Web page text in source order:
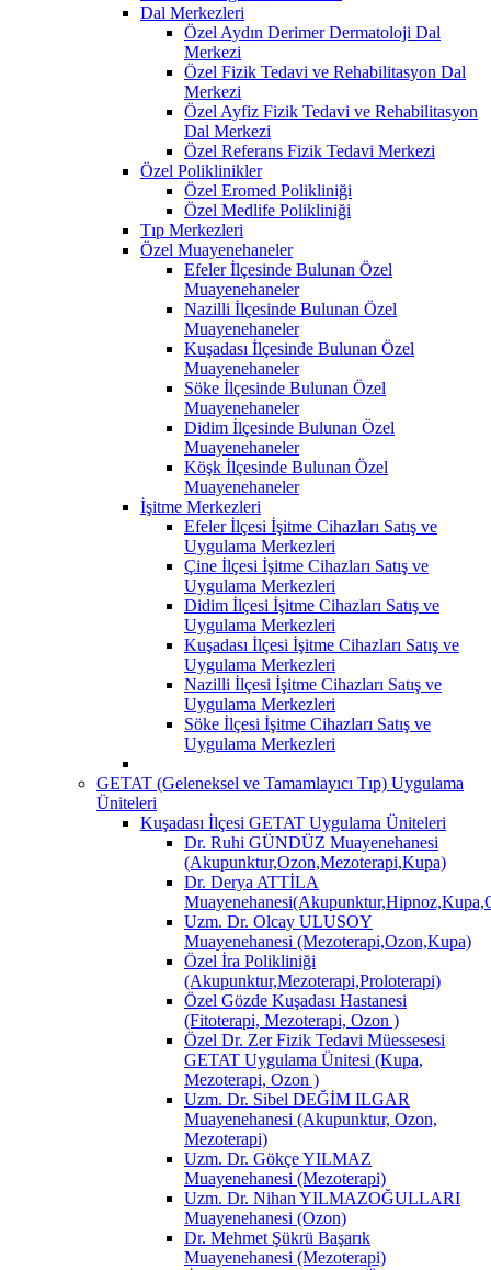
Dal Merkezleri
Özel Aydın Derimer Dermatoloji Dal
Merkezi
Özel Fizik Tedavi ve Rehabilitasyon Dal
Merkezi
Özel Ayfiz Fizik Tedavi ve Rehabilitasyon
Dal Merkezi
Özel Referans Fizik Tedavi Merkezi
Özel Poliklinikler
Özel Eromed Polikliniği
Özel Medlife Polikliniği
Tıp Merkezleri
Özel Muayenehaneler
Efeler İlçesinde Bulunan Özel
Muayenehaneler
Nazilli İlçesinde Bulunan Özel
Muayenehaneler
Kuşadası İlçesinde Bulunan Özel
Muayenehaneler
Söke İlçesinde Bulunan Özel
Muayenehaneler
Didim İlçesinde Bulunan Özel
Muayenehaneler
Köşk İlçesinde Bulunan Özel
Muayenehaneler
İşitme Merkezleri
Efeler İlçesi İşitme Cihazları Satış ve
Uygulama Merkezleri
Çine İlçesi İşitme Cihazları Satış ve
Uygulama Merkezleri
Didim İlçesi İşitme Cihazları Satış ve
Uygulama Merkezleri
Kuşadası İlçesi İşitme Cihazları Satış ve
Uygulama Merkezleri
Nazilli İlçesi İşitme Cihazları Satış ve
Uygulama Merkezleri
Söke İlçesi İşitme Cihazları Satış ve
Uygulama Merkezleri
GETAT (Geleneksel ve Tamamlayıcı Tıp) Uygulama
Üniteleri
Kuşadası İlçesi GETAT Uygulama Üniteleri
Dr. Ruhi GÜNDÜZ Muayenehanesi
(Akupunktur,Ozon,Mezoterapi,Kupa)
Dr. Derya ATTİLA
Uzm. Dr. Olcay ULUSOY
Muayenehanesi (Mezoterapi,Ozon,Kupa)
Özel İra Polikliniği
(Akupunktur,Mezoterapi,Proloterapi)
Özel Gözde Kuşadası Hastanesi
(Fitoterapi, Mezoterapi, Ozon )
Özel Dr. Zer Fizik Tedavi Müessesesi
GETAT Uygulama Ünitesi (Kupa,
Mezoterapi, Ozon )
Uzm. Dr. Sibel DEĞİM ILGAR
Muayenehanesi (Akupunktur, Ozon,
Mezoterapi)
Uzm. Dr. Gökçe YILMAZ
Muayenehanesi (Mezoterapi)
Uzm. Dr. Nihan YILMAZOĞULLARI
Muayenehanesi (Ozon)
Dr. Mehmet Şükrü Başarık
Muayenehanesi (Mezoterapi)